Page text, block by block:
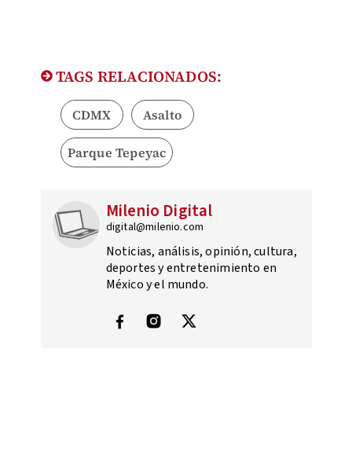
TAGS RELACIONADOS:
CDMX Asalto
Parque Tepeyac
Milenio Digital
digital@milenio.com
Noticias, análisis, opinión, cultura,
deportes y entretenimiento en
México y el mundo.